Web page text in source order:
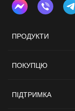
ПРОДУКТИ
ПОКУПЦЮ
ПІДТРИМКА